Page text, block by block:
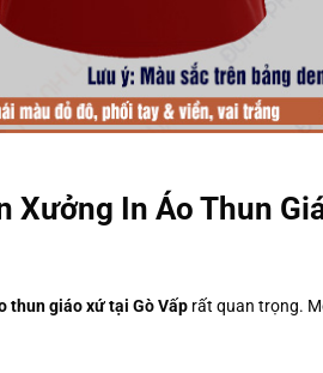
Xưởng In Áo Thun
thun giáo xứ tại Gò Vấp rất quan trọng.